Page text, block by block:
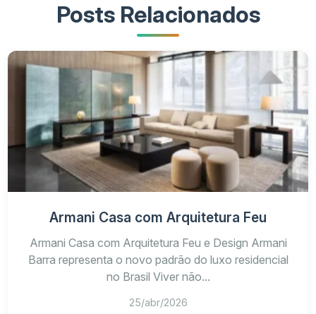
Posts Relacionados
Armani Casa com Arquitetura Feu
Armani Casa com Arquitetura Feu e Design Armani
Barra representa o novo padrão do luxo residencial
no Brasil Viver não...
25/abr/2026